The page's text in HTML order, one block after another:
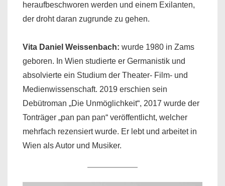
heraufbeschworen werden und einem Exilanten,
der droht daran zugrunde zu gehen.
Vita Daniel Weissenbach: wurde 1980 in Zams
geboren. In Wien studierte er Germanistik und
absolvierte ein Studium der Theater- Film- und
Medienwissenschaft. 2019 erschien sein
Debütroman „Die Unmöglichkeit“, 2017 wurde der
Tonträger „pan pan pan“ veröffentlicht, welcher
mehrfach rezensiert wurde. Er lebt und arbeitet in
Wien als Autor und Musiker.